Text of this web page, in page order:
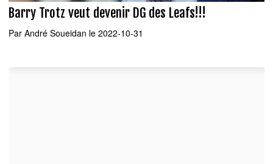
Barry Trotz veut devenir DG des Leafs!!!
Par André Soueidan le 2022-10-31